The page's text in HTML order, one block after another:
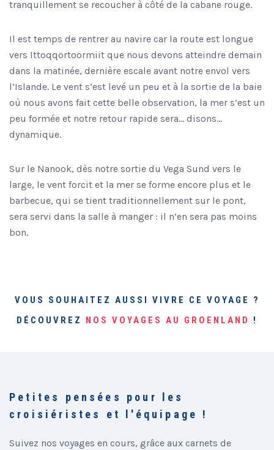
tranquillement se recoucher à côté de la cabane rouge.
Il est temps de rentrer au navire car la route est longue
vers Ittoqqortoormiit que nous devons atteindre demain
dans la matinée, dernière escale avant notre envol vers
l’Islande. Le vent s’est levé un peu et à la sortie de la baie
où nous avons fait cette belle observation, la mer s’est un
peu formée et notre retour rapide sera… disons…
dynamique.
Sur le Nanook, dès notre sortie du Vega Sund vers le
large, le vent forcit et la mer se forme encore plus et le
barbecue, qui se tient traditionnellement sur le pont,
sera servi dans la salle à manger : il n’en sera pas moins
bon.
VOUS SOUHAITEZ AUSSI VIVRE CE VOYAGE ?
DÉCOUVREZ NOS VOYAGES AU GROENLAND !
Petites pensées pour les
croisiéristes et l'équipage !
Suivez nos voyages en cours, grâce aux carnets de